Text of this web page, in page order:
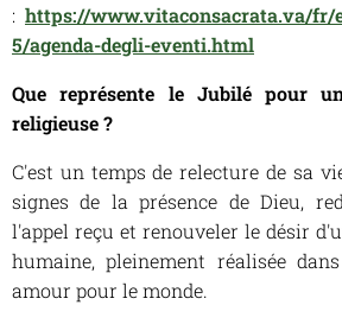
: https://www.vitaconsacrata.va/fr/
5/agenda-degli-eventi.html
Que représente le Jubilé pour
religieuse ?
C'est un temps de relecture de sa
signes de la présence de Dieu,
l'appel reçu et renouveler le désir
humaine, pleinement réalisée
amour pour le monde.